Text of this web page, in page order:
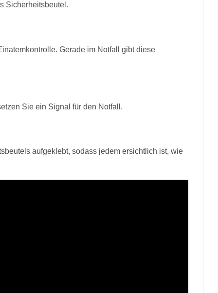
Sicherheitsbeutel.
Gerade im Notfall gibt diese
Sie ein Signal für den Notfall.
aufgeklebt, sodass jedem ersichtlich ist, wie